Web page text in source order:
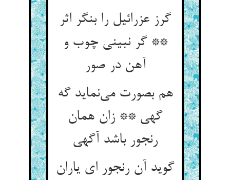
گرز عزرائیل را بنگر اثر
** گر نبینی چوب و
آهن در صور
هم بصورت می‌نماید گه
گهی ** زان همان
رنجور باشد آگهی
گوید آن رنجور ای یاران